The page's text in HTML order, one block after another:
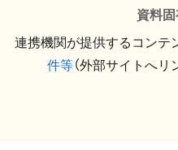
資料
連携機関が提供するコンテ
件等（外部サイトへリ